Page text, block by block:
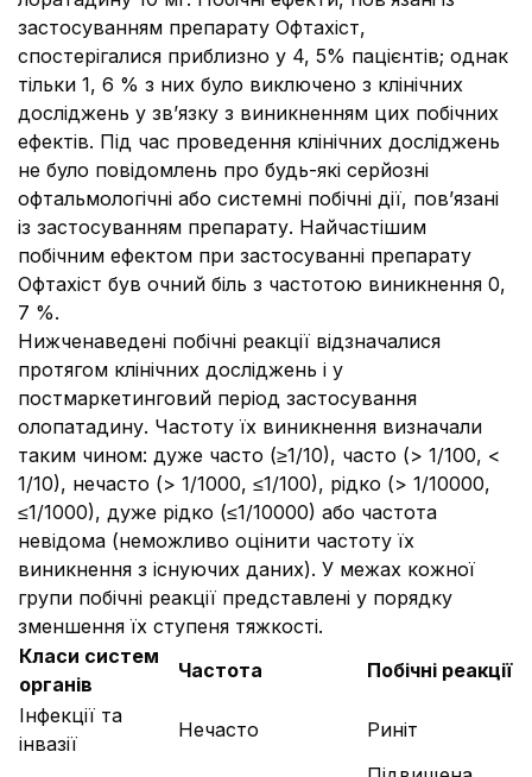
застосуванням препарату Офтахіст,
спостерігалися приблизно у 4, 5% пацієнтів; однак
тільки 1, 6 % з них було виключено з клінічних
досліджень у зв’язку з виникненням цих побічних
ефектів. Під час проведення клінічних досліджень
не було повідомлень про будь-які серйозні
офтальмологічні або системні побічні дії, пов’язані
із застосуванням препарату. Найчастішим
побічним ефектом при застосуванні препарату
Офтахіст був очний біль з частотою виникнення 0,
7 %.
Нижченаведені побічні реакції відзначалися
протягом клінічних досліджень і у
постмаркетинговий період застосування
олопатадину. Частоту їх виникнення визначали
таким чином: дуже часто (≥1/10), часто (> 1/100, <
1/10), нечасто (> 1/1000, ≤1/100), рідко (> 1/10000,
≤1/1000), дуже рідко (≤1/10000) або частота
невідома (неможливо оцінити частоту їх
виникнення з існуючих даних). У межах кожної
групи побічні реакції представлені у порядку
зменшення їх ступеня тяжкості.
Класи систем
органів
Частота
Побічні реакції
Інфекції та
інвазії
Нечасто
Риніт